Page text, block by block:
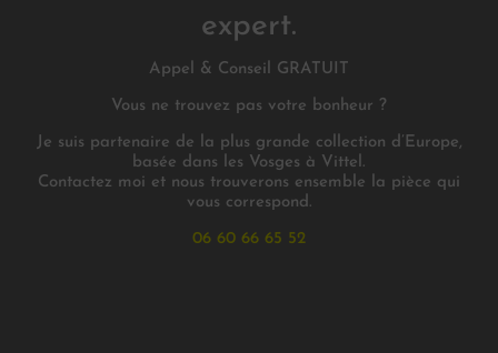
expert.
Appel & Conseil GRATUIT
Vous ne trouvez pas votre bonheur ?
Je suis partenaire de la plus grande collection d’Europe,
basée dans les Vosges à Vittel.
Contactez moi et nous trouverons ensemble la pièce qui
vous correspond.
06 60 66 65 52